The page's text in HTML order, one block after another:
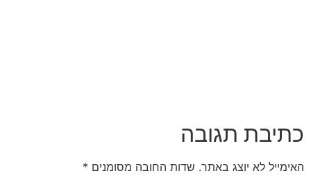
כתיבת תגובה
האימייל לא יוצג באתר. שדות החובה מסומנים *